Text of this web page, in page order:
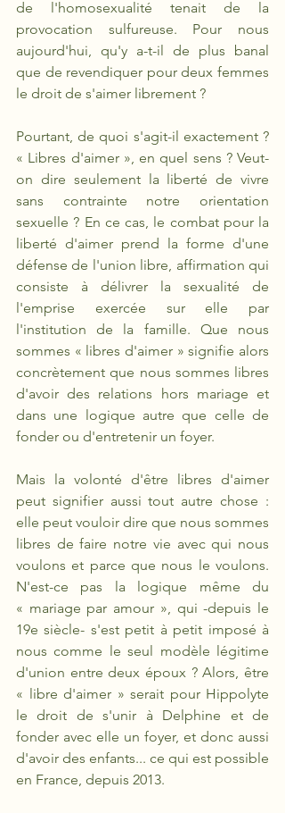
de l'homosexualité tenait de la
provocation sulfureuse. Pour nous
aujourd'hui, qu'y a-t-il de plus banal
que de revendiquer pour deux femmes
le droit de s'aimer librement ?
Pourtant, de quoi s'agit-il exactement ?
« Libres d'aimer », en quel sens ? Veut-
on dire seulement la liberté de vivre
sans contrainte notre orientation
sexuelle ? En ce cas, le combat pour la
liberté d'aimer prend la forme d'une
défense de l'union libre, affirmation qui
consiste à délivrer la sexualité de
l'emprise exercée sur elle par
l'institution de la famille. Que nous
sommes « libres d'aimer » signifie alors
concrètement que nous sommes libres
d'avoir des relations hors mariage et
dans une logique autre que celle de
fonder ou d'entretenir un foyer.
Mais la volonté d'être libres d'aimer
peut signifier aussi tout autre chose :
elle peut vouloir dire que nous sommes
libres de faire notre vie avec qui nous
voulons et parce que nous le voulons.
N'est-ce pas la logique même du
« mariage par amour », qui -depuis le
19e siècle- s'est petit à petit imposé à
nous comme le seul modèle légitime
d'union entre deux époux ? Alors, être
« libre d'aimer » serait pour Hippolyte
le droit de s'unir à Delphine et de
fonder avec elle un foyer, et donc aussi
d'avoir des enfants... ce qui est possible
en France, depuis 2013.